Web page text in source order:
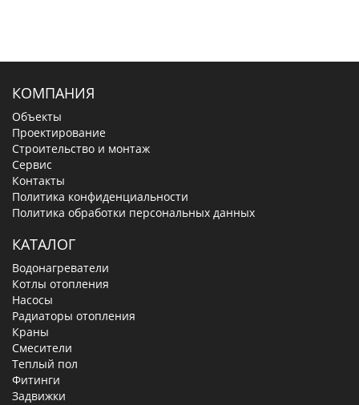
КОМПАНИЯ
Объекты
Проектирование
Строительство и монтаж
Сервис
Контакты
Политика конфиденциальности
Политика обработки персональных данных
КАТАЛОГ
Водонагреватели
Котлы отопления
Насосы
Радиаторы отопления
Краны
Смесители
Теплый пол
Фитинги
Задвижки